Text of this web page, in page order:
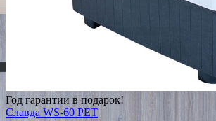
Год гарантии в подарок!
Славда WS-60 PET